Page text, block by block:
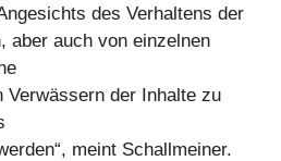
des Verhaltens der
aber auch von einzelnen
Verwässern der Inhalte zu
meint Schallmeiner.